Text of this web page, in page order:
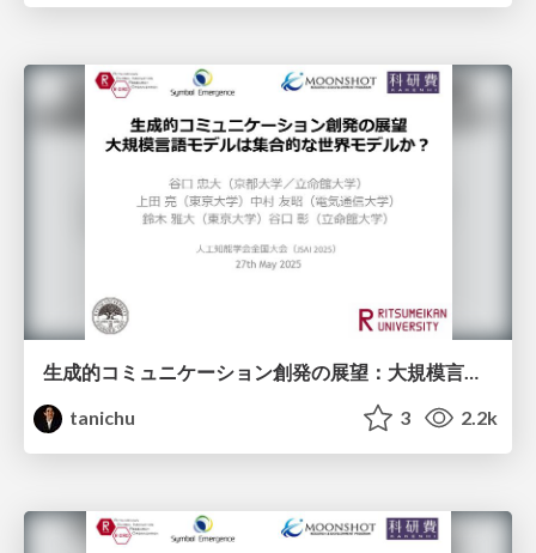
生成的コミュニケーション創発の展望：大規模言語モデルは集合的な世界モデルか？
tanichu
3 2.2k